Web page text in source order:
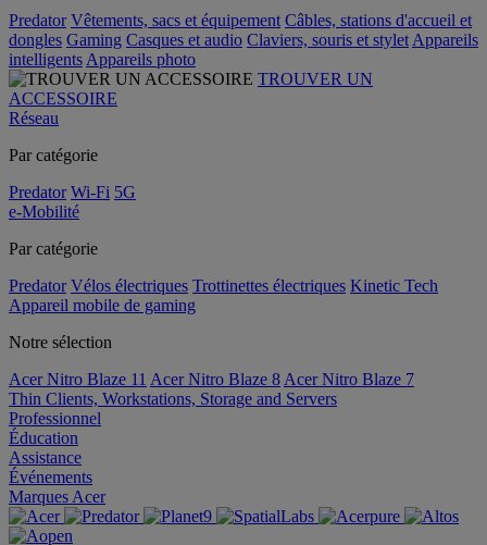
Predator Vêtements, sacs et équipement Câbles, stations d'accueil et
dongles Gaming Casques et audio Claviers, souris et stylet Appareils
intelligents Appareils photo
TROUVER UN
ACCESSOIRE
Réseau
Par catégorie
Predator Wi-Fi 5G
e-Mobilité
Par catégorie
Predator Vélos électriques Trottinettes électriques Kinetic Tech
Appareil mobile de gaming
Notre sélection
Acer Nitro Blaze 11 Acer Nitro Blaze 8 Acer Nitro Blaze 7
Thin Clients, Workstations, Storage and Servers
Professionnel
Éducation
Assistance
Événements
Marques Acer